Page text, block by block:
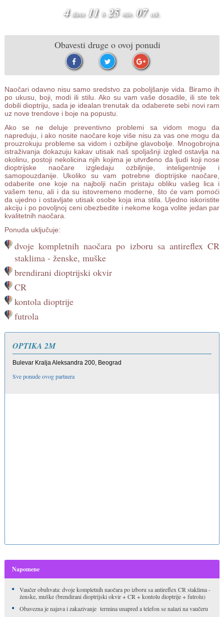
4dana 11h 25min. 07sek.
Obavesti druge o ovoj ponudi
Naočari odavno nisu samo sredstvo za poboljšanje vida. Biramo ih
po ukusu, boji, modi ili stilu. Ako su vam vaše dosadile, ili ste tek
dobili dioptriju, sada je idealan trenutak da odaberete sebi novi ram
uz nove trendove i boje na popustu.
Ako se ne deluje preventivno problemi sa vidom mogu da
napreduju, i ako nosite naočare koje više nisu za vas one mogu da
prouzrokuju probleme sa vidom i ozbiljne glavobolje. Mnogobrojna
istraživanja dokazuju kakav utisak naš spoljašnji izgled ostavlja na
okolinu, postoji nekolicina njih kojima je utvrđeno da ljudi koji nose
dioptrijske naočare izgledaju ozbiljnije, inteligentnije i
samopouzdanije. Ukoliko su vam potrebne dioptrijske naočare,
odaberite one koje na najbolji način pristaju obliku vašeg lica i
vašem tenu, ali i da su istovremeno moderne, što će vam pomoći
da ujedno i ostavljate utisak osobe koja ima stila. Ujedno iskoristite
akciju i po povoljnoj ceni obezbedite i nekome koga volite jedan par
kvalitetnih naočara.
Ponuda uključuje:
dvoje kompletnih naočara po izboru sa antireflex CR
staklima - ženske, muške
brendirani dioptrijski okvir
CR
kontola dioptrije
futrola
OPTIKA 2M
Bulevar Kralja Aleksandra 200, Beograd
Sve ponude ovog partnera
Napomene
Vaučer obuhvata: dvoje kompletnih naočara po izboru sa antireflex CR staklima -
ženske, muške (brendirani dioptrijski okvir + CR + kontolu dioptrije + futrolu)
Obavezna je najava i zakazivanje termina unapred a telefon se nalazi na vaučeru